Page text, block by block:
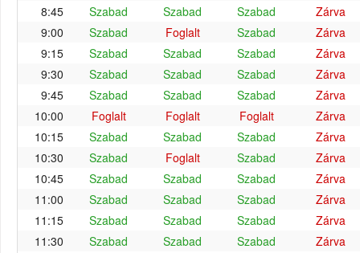
8:45
Szabad Szabad Szabad
Zárva
9:00
Szabad Foglalt Szabad
Zárva
9:15
Szabad Szabad Szabad
Zárva
9:30
Szabad Szabad Szabad
Zárva
9:45
Szabad Szabad Szabad
Zárva
10:00
Foglalt Foglalt Foglalt
Zárva
10:15
Szabad Szabad Szabad
Zárva
10:30
Szabad Foglalt Szabad
Zárva
10:45
Szabad Szabad Szabad
Zárva
11:00
Szabad Szabad Szabad
Zárva
11:15
Szabad Szabad Szabad
Zárva
11:30
Szabad Szabad Szabad
Zárva